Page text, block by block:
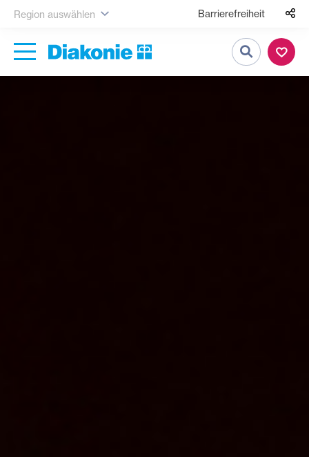
Region auswählen Barrierefreiheit
Suche